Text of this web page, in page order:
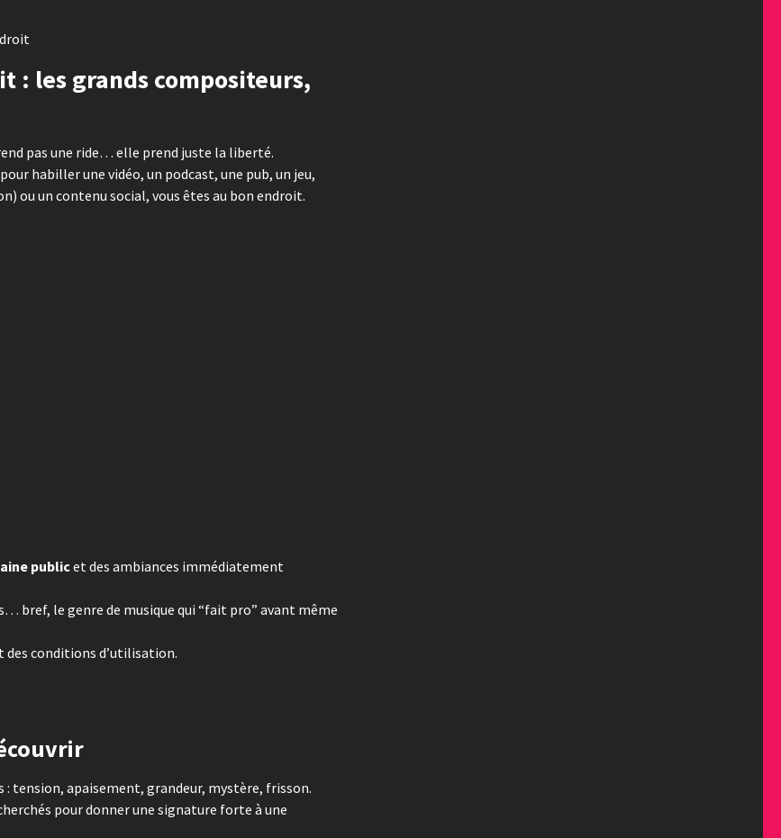
: les grands compositeurs,
pas une ride… elle prend juste la liberté.
pour habiller une vidéo, un podcast, une pub, un jeu,
ou un contenu social, vous êtes au bon endroit.
publicet des ambiances immédiatement
bref, le genre de musique qui “fait pro” avant même
des conditions d’utilisation.
: tension, apaisement, grandeur, mystère, frisson.
pour donner une signature forte à une